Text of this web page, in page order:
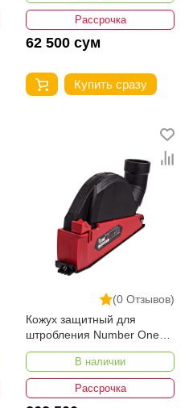
Рассрочка
62 500 сум
Купить сразу
(0 Отзывов)
Кожух защитный для
штробления Number One
NCDS-125
В наличии
Рассрочка